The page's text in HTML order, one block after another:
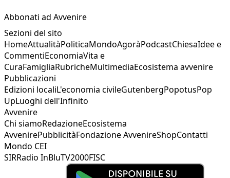
Abbonati ad Avvenire
Sezioni del sito
HomeAttualitàPoliticaMondoAgoràPodcastChiesaIdee e
CommentiEconomiaVita e
CuraFamigliaRubricheMultimediaEcosistema avvenire
Pubblicazioni
Edizioni localiL'economia civileGutenbergPopotusPop
UpLuoghi dell'Infinito
Avvenire
Chi siamoRedazioneEcosistema
AvvenirePubblicitàFondazione AvvenireShopContatti
Mondo CEI
SIRRadio InBluTV2000FISC